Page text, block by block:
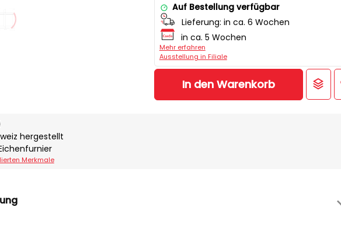
Auf Bestellung verfügbar
Lieferung: in ca. 6 Wochen
in ca. 5 Wochen
Mehr erfahren
Ausstellung in Filiale
In den Warenkorb
hergestellt
Merkmale